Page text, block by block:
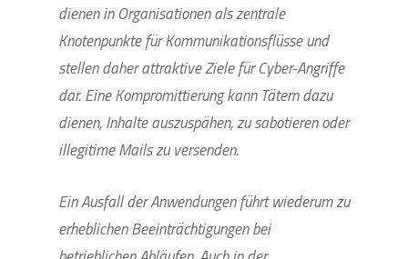
dienen in Organisationen als zentrale
Knotenpunkte für Kommunikationsflüsse und
stellen daher attraktive Ziele für Cyber-Angriffe
dar. Eine Kompromittierung kann Tätern dazu
dienen, Inhalte auszuspähen, zu sabotieren oder
illegitime Mails zu versenden.
Ein Ausfall der Anwendungen führt wiederum zu
erheblichen Beeinträchtigungen bei